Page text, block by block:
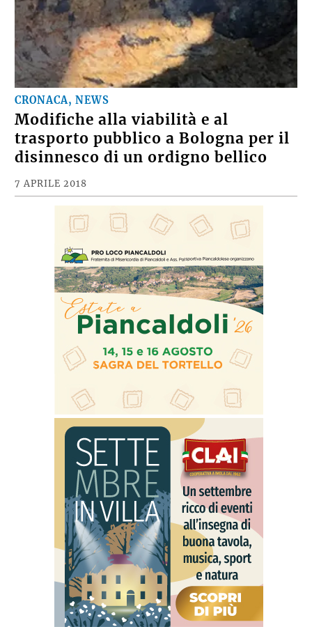
CRONACA, NEWS
Modifiche alla viabilità e al
trasporto pubblico a Bologna per il
disinnesco di un ordigno bellico
7 APRILE 2018